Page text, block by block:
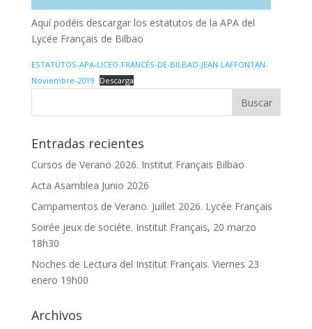
Aquí podéis descargar los estatutos de la APA del
Lycée Français de Bilbao
ESTATUTOS-APA-LICEO-FRANCÉS-DE-BILBAO-JEAN-LAFFONTAN-
Noviembre-2019
Descarga
Entradas recientes
Cursos de Verano 2026. Institut Français Bilbao
Acta Asamblea Junio 2026
Campamentos de Verano. Juillet 2026. Lycée Français
Soirée jeux de sociéte. Institut Français, 20 marzo
18h30
Noches de Lectura del Institut Français. Viernes 23
enero 19h00
Archivos